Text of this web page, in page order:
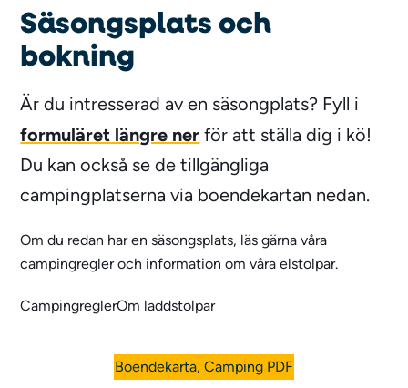
Säsongsplats och
bokning
Är du intresserad av en säsongplats? Fyll i
formuläret längre ner för att ställa dig i kö!
Du kan också se de tillgängliga
campingplatserna via boendekartan nedan.
Om du redan har en säsongsplats, läs gärna våra
campingregler och information om våra elstolpar.
CampingreglerOm laddstolpar
Boendekarta, Camping PDF